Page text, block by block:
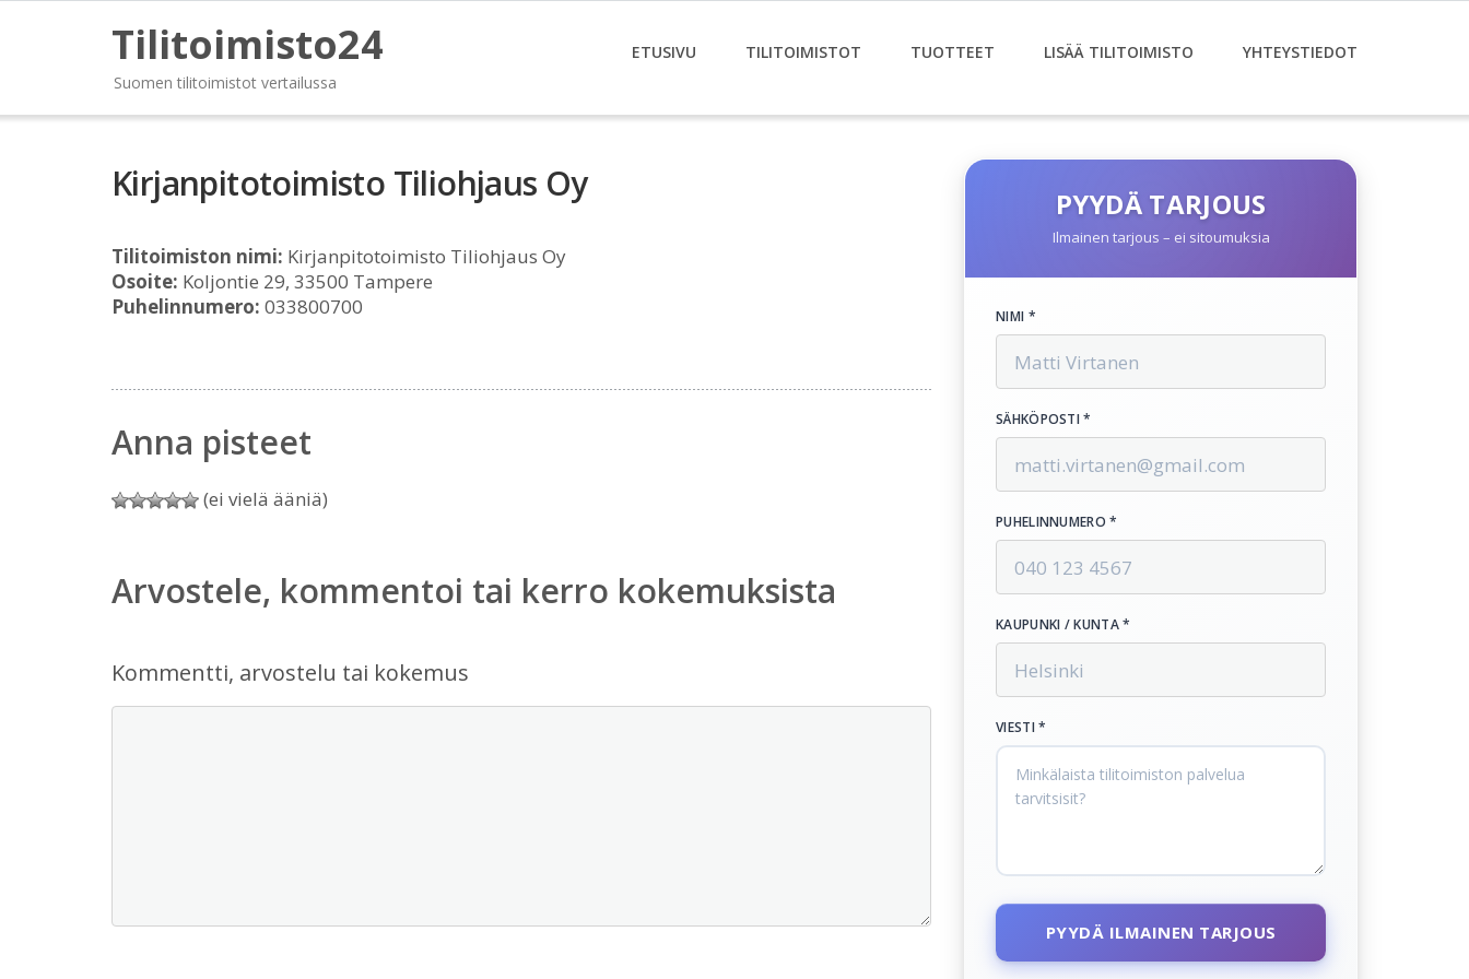
Tilitoimisto24
Suomen tilitoimistot vertailussa
ETUSIVU TILITOIMISTOT TUOTTEET LISÄÄ TILITOIMISTO YHTEYSTIEDOT
Kirjanpitotoimisto Tiliohjaus Oy
Tilitoimiston nimi: Kirjanpitotoimisto Tiliohjaus Oy
Osoite: Koljontie 29, 33500 Tampere
Puhelinnumero: 033800700
Anna pisteet
(ei vielä ääniä)
Arvostele, kommentoi tai kerro kokemuksista
Kommentti, arvostelu tai kokemus
PYYDÄ TARJOUS
Ilmainen tarjous – ei sitoumuksia
NIMI *
SÄHKÖPOSTI *
PUHELINNUMERO *
KAUPUNKI / KUNTA *
VIESTI *
PYYDÄ ILMAINEN TARJOUS